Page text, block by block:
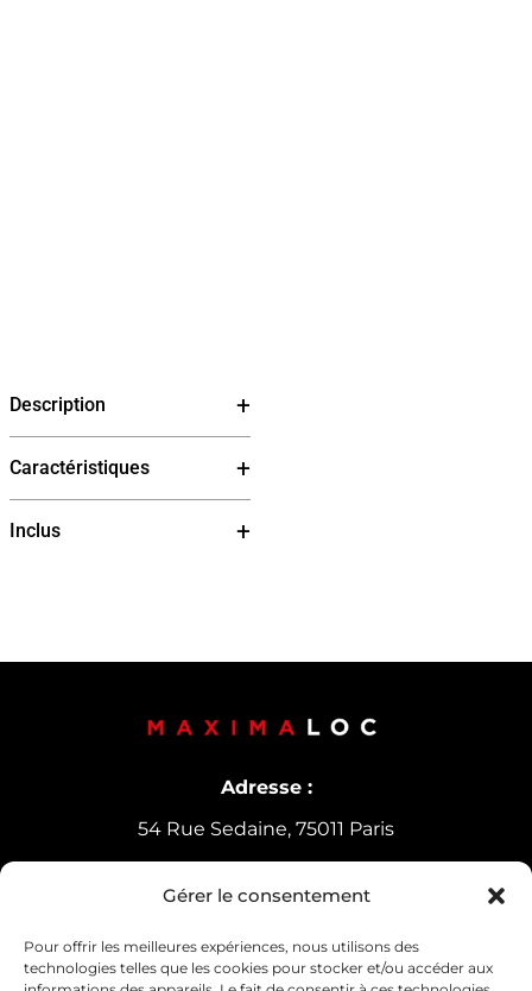
Gérer le consentement
Pour offrir les meilleures expériences, nous utilisons des
technologies telles que les cookies pour stocker et/ou accéder aux
Description
Caractéristiques
Inclus
Adresse :
54 Rue Sedaine, 75011 Paris
Horaires d’ouverture
Lundi-Vendredi : 9h30-12h30 /
14h-18h
Samedi : 10h30-13h30